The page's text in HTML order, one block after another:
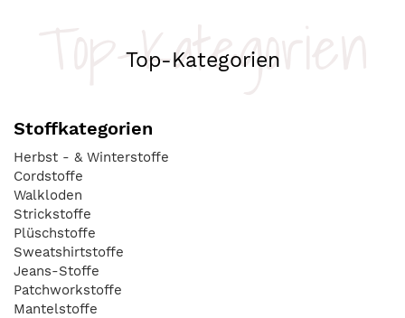
Top-Kategorien
Top-Kategorien
Stoffkategorien
Herbst - & Winterstoffe
Cordstoffe
Walkloden
Strickstoffe
Plüschstoffe
Sweatshirtstoffe
Jeans-Stoffe
Patchworkstoffe
Mantelstoffe